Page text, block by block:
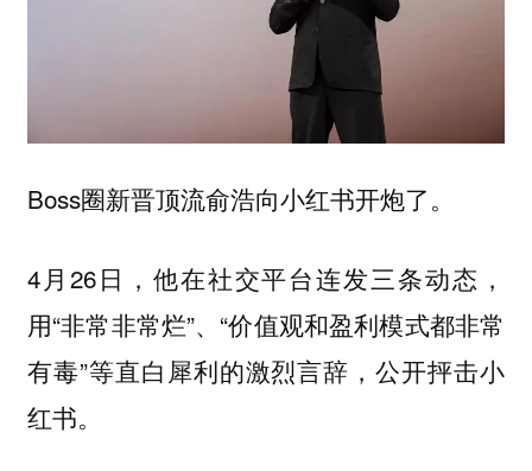
Boss圈新晋顶流俞浩向小红书开炮了。
4月26日，他在社交平台连发三条动态，
用“非常非常烂”、“价值观和盈利模式都非常
有毒”等直白犀利的激烈言辞，公开抨击小
红书。